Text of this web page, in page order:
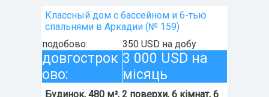
Классный дом с бассейном и 6-тью
спальнями в Аркадии (№ 159)
подобово:
350 USD на добу
довгострок
ово:
3 000 USD на
місяць
Будинок, 480 м², 2 поверхи, 6 кімнат, 6